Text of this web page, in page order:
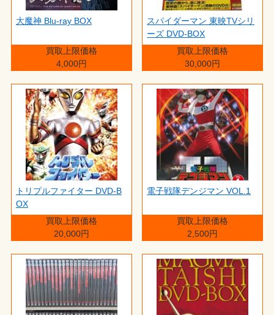
大魔神 Blu-ray BOX
買取上限価格
4,000円
スパイダーマン 東映TVシリ
ーズ DVD-BOX
買取上限価格
30,000円
トリプルファイター DVD-B
OX
買取上限価格
20,000円
電子戦隊デンジマン VOL.1
買取上限価格
2,500円